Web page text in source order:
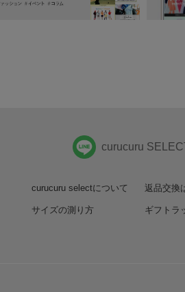
curucuru
curucuru selectについて 返品交換
サイズの測り方 ギフトラ